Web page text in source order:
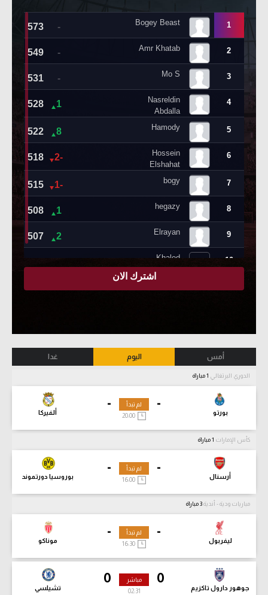
أمس اليوم غدا
الدوري البرتغالي
-
بورتو
-
ألفيركا
لم تبدأ
كأس الإمارات
-
أرسنال
-
بوروسيا دورتموند
لم تبدأ
مباريات ودية - أندية
-
ليفربول
-
موناكو
لم تبدأ
0
جوهور دارول تاكزيم
0
تشيلسي
مباشر
02:33